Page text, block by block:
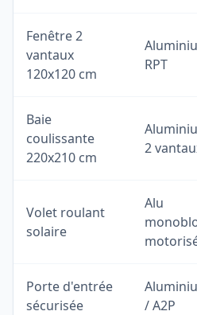
Fenêtre 2
vantaux
120x120 cm
RPT
Baie
coulissante
220x210 cm
2
Volet roulant
solaire
Alu
Porte d'entrée
sécurisée
/ A2P